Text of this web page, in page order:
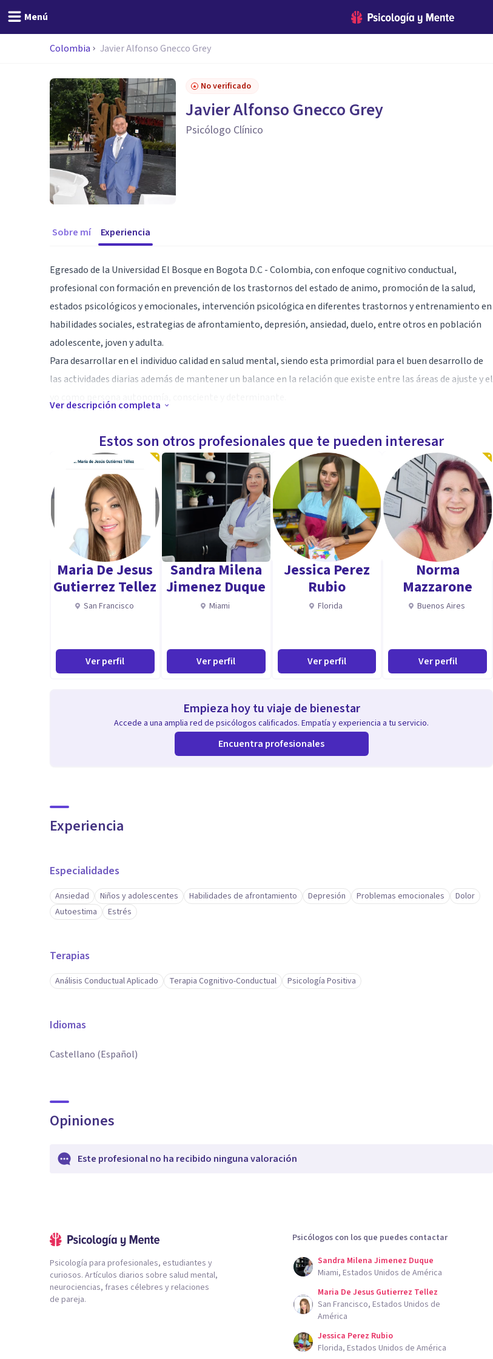
Menú
Colombia Javier Alfonso Gnecco Grey
No verificado
Javier Alfonso Gnecco Grey
Psicólogo Clínico
Sobre mí Experiencia
Egresado de la Universidad El Bosque en Bogota D.C - Colombia, con enfoque cognitivo conductual,
profesional con formación en prevención de los trastornos del estado de animo, promoción de la salud,
estados psicológicos y emocionales, intervención psicológica en diferentes trastornos y entrenamiento en
habilidades sociales, estrategias de afrontamiento, depresión, ansiedad, duelo, entre otros en población
adolescente, joven y adulta.
Para desarrollar en el individuo calidad en salud mental, siendo esta primordial para el buen desarrollo de
las actividades diarias además de mantener un balance en la relación que existe entre las áreas de ajuste y el
Psicólogo clínico y autoeficacia personal, permito que las personas mediante sus propias facultades y
habilidades que ya poseen, desarrollen todo su potencial aún cuando las hayan dejado a un lado por su
situación en particular.
Aptitudes
Me considero una persona con grandes facultades como la organización, responsabilidad, Puntualidad y
con buena comunicación asertiva, así como el amor por el aprendizaje.
Ver descripción completa
Estos son otros profesionales que te pueden interesar
Maria De Jesus
Gutierrez Tellez
San Francisco
Ver perfil
Sandra Milena
Jimenez Duque
Miami
Ver perfil
Jessica Perez
Rubio
Florida
Ver perfil
Norma
Mazzarone
Buenos Aires
Ver perfil
Empieza hoy tu viaje de bienestar
Accede a una amplia red de psicólogos calificados. Empatía y experiencia a tu servicio.
Encuentra profesionales
Experiencia
Especialidades
Ansiedad Niños y adolescentes Habilidades de afrontamiento Depresión Problemas emocionales
Dolor
Autoestima
Estrés
Terapias
Análisis Conductual Aplicado Terapia Cognitivo-Conductual Psicología Positiva
Idiomas
Castellano (Español)
Opiniones
Este profesional no ha recibido ninguna valoración
Psicología para profesionales, estudiantes y
curiosos. Artículos diarios sobre salud mental,
neurociencias, frases célebres y relaciones
de pareja.
Psicólogos con los que puedes contactar
Sandra Milena Jimenez Duque
Miami, Estados Unidos de América
Maria De Jesus Gutierrez Tellez
San Francisco, Estados Unidos de
América
Jessica Perez Rubio
Florida, Estados Unidos de América